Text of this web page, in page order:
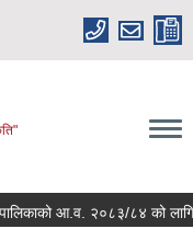
आ.व. २०८३/८४ को लागि